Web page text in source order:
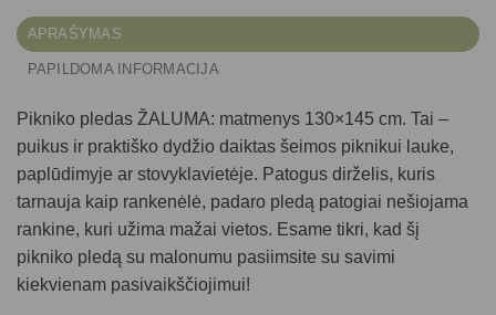
APRAŠYMAS
PAPILDOMA INFORMACIJA
Pikniko pledas ŽALUMA: matmenys 130×145 cm. Tai –
puikus ir praktiško dydžio daiktas šeimos piknikui lauke,
paplūdimyje ar stovyklavietėje. Patogus dirželis, kuris
tarnauja kaip rankenėlė, padaro pledą patogiai nešiojama
rankine, kuri užima mažai vietos. Esame tikri, kad šį
pikniko pledą su malonumu pasiimsite su savimi
kiekvienam pasivaikščiojimui!